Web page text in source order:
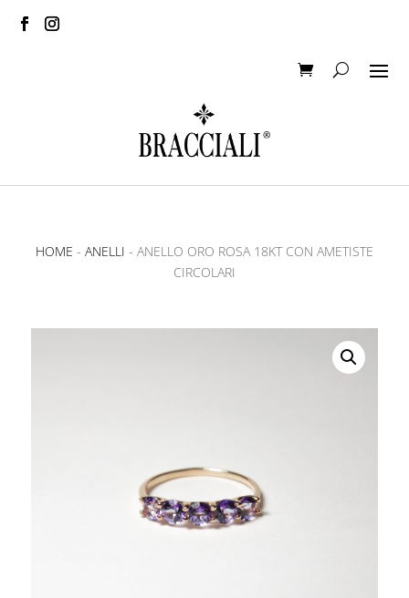
HOME - ANELLI - ANELLO ORO ROSA 18KT CON AMETISTE
CIRCOLARI